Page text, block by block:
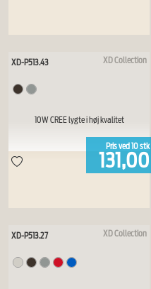
XD Collection
XD-P513.43
10W CREE lygte i høj kvalitet
Pris ved 10stk
131,00
XD Collection
XD-P513.27